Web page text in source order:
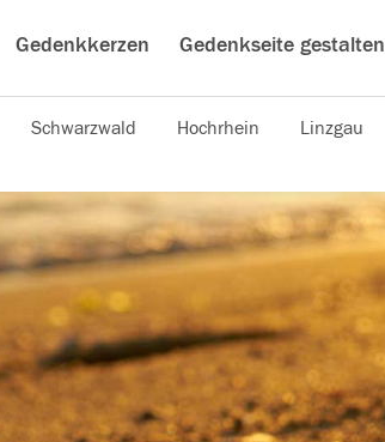
Gedenkkerzen Gedenkseite gestalten
Schwarzwald Hochrhein Linzgau